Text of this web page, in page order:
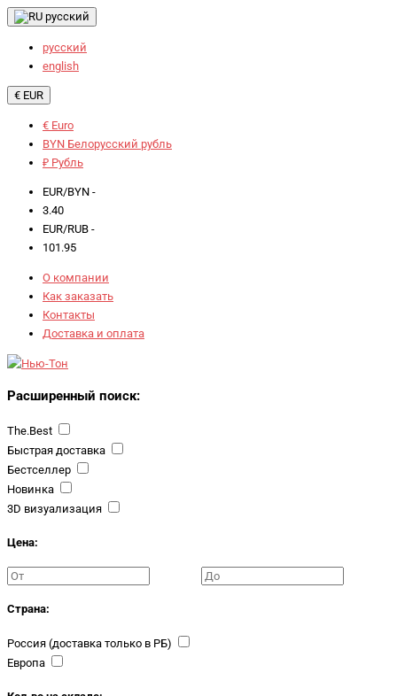
русский
русский
english
€ EUR
€ Euro
BYN Белорусский рубль
₽ Рубль
EUR/BYN -
3.40
EUR/RUB -
101.95
О компании
Как заказать
Контакты
Доставка и оплата
Расширенный поиск:
The.Best
Быстрая доставка
Бестселлер
Новинка
3D визуализация
Цена:
Страна:
Россия (доставка только в РБ)
Европа